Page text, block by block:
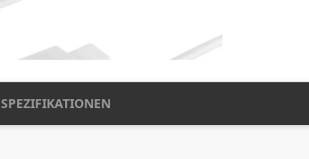
SPEZIFIKATIONEN